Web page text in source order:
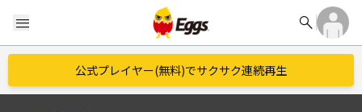
menu search
公式プレイヤー(無料)でサクサク連続再生